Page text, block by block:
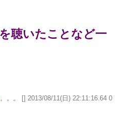
聴いたことなど一
。。 [] 2013/08/11(日) 22:11:16.64 0